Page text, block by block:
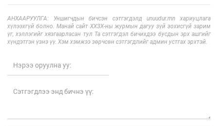
АНХААРУУЛГА: Уншигчдын бичсэн сэтгэгдэлд unuudur.mn хариуцлага
хүлээхгүй болно. Манай сайт ХХЗХ-ны журмын дагуу зүй зохисгүй зарим
үг, хэллэгийг хязгаарласан тул Та сэтгэгдэл бичихдээ бусдын эрх ашгийг
хүндэтгэн үзнэ үү. Хэм хэмжээ зөрчсөн сэтгэгдлийг админ устгах эрхтэй.